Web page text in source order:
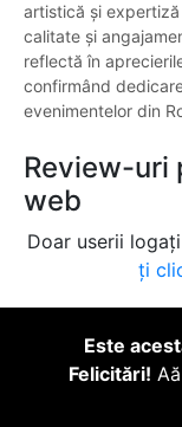
artistică și
calitate și
reflectă în
confirmând
evenimentelor din
Review-uri
web
Doar userii
ți
Este
Felicitări!